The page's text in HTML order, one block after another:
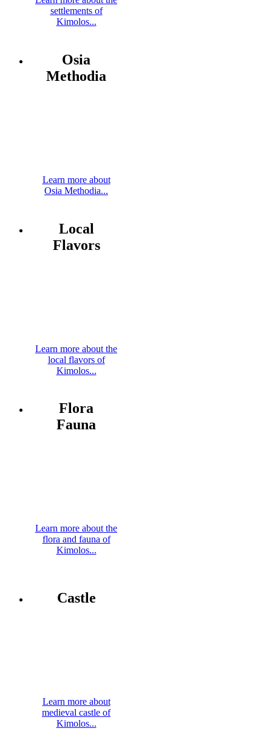
settlements of
Kimolos...
Osia
Methodia
Learn more about
Osia Methodia...
Local
Flavors
Learn more about the
local flavors of
Kimolos...
Flora
Fauna
Learn more about the
flora and fauna of
Kimolos...
Castle
Learn more about
medieval castle of
Kimolos...